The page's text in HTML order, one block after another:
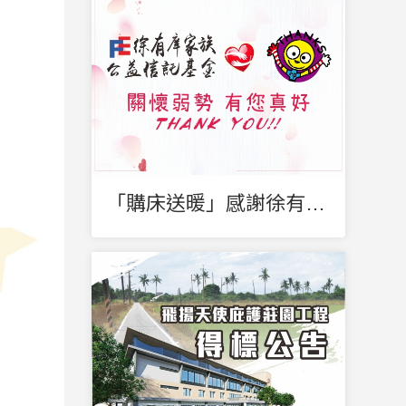
「購床送暖」感謝徐有庠家族公益信托基金